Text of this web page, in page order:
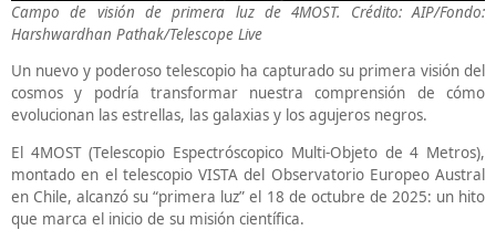
Campo de visión de primera luz de 4MOST. Crédito: AIP/Fondo:
Harshwardhan Pathak/Telescope Live
Un nuevo y poderoso telescopio ha capturado su primera visión del
cosmos y podría transformar nuestra comprensión de cómo
evolucionan las estrellas, las galaxias y los agujeros negros.
El 4MOST (Telescopio Espectróscopico Multi-Objeto de 4 Metros),
montado en el telescopio VISTA del Observatorio Europeo Austral
en Chile, alcanzó su “primera luz” el 18 de octubre de 2025: un hito
que marca el inicio de su misión científica.